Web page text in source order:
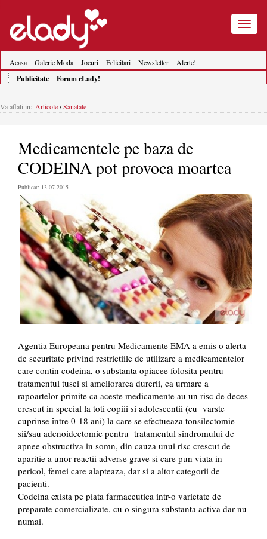
Toggle
Acasa Galerie Moda Jocuri Felicitari Newsletter Alerte!
Publicitate Forum eLady!
Va aflati in: Articole/Sanatate
Medicamentele pe baza de
CODEINA pot provoca moartea
Publicat: 13.07.2015
Agentia Europeana pentru Medicamente EMA a emis o alerta
de securitate privind restrictiile de utilizare a medicamentelor
care contin codeina, o substanta opiacee folosita pentru
tratamentul tusei si ameliorarea durerii, ca urmare a
rapoartelor primite ca aceste medicamente au un risc de deces
crescut in special la toti copiii si adolescentii (cu varste
cuprinse între 0-18 ani) la care se efectueaza tonsilectomie
sii/sau adenoidectomie pentru tratamentul sindromului de
apnee obstructiva in somn, din cauza unui risc crescut de
aparitie a unor reactii adverse grave si care pun viata in
pericol, femei care alapteaza, dar si a altor categorii de
pacienti.
Codeina exista pe piata farmaceutica intr-o varietate de
preparate comercializate, cu o singura substanta activa dar nu
numai.